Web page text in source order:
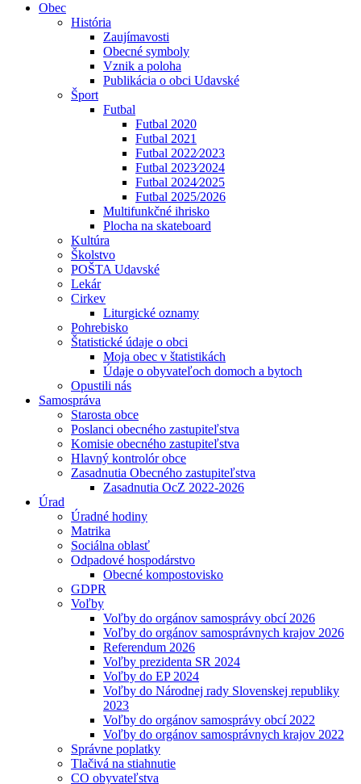
Obec
História
Zaujímavosti
Obecné symboly
Vznik a poloha
Publikácia o obci Udavské
Šport
Futbal
Futbal 2020
Futbal 2021
Futbal 2022⁄2023
Futbal 2023⁄2024
Futbal 2024⁄2025
Futbal 2025/2026
Multifunkčné ihrisko
Plocha na skateboard
Kultúra
Školstvo
POŠTA Udavské
Lekár
Cirkev
Liturgické oznamy
Pohrebisko
Štatistické údaje o obci
Moja obec v štatistikách
Údaje o obyvateľoch domoch a bytoch
Opustili nás
Samospráva
Starosta obce
Poslanci obecného zastupiteľstva
Komisie obecného zastupiteľstva
Hlavný kontrolór obce
Zasadnutia Obecného zastupiteľstva
Zasadnutia OcZ 2022-2026
Úrad
Úradné hodiny
Matrika
Sociálna oblasť
Odpadové hospodárstvo
Obecné kompostovisko
GDPR
Voľby
Voľby do orgánov samosprávy obcí 2026
Voľby do orgánov samosprávnych krajov 2026
Referendum 2026
Voľby prezidenta SR 2024
Voľby do EP 2024
Voľby do Národnej rady Slovenskej republiky
2023
Voľby do orgánov samosprávy obcí 2022
Voľby do orgánov samosprávnych krajov 2022
Správne poplatky
Tlačivá na stiahnutie
CO obyvateľstva